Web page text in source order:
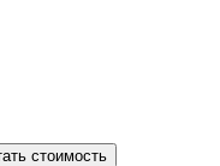
стоимость